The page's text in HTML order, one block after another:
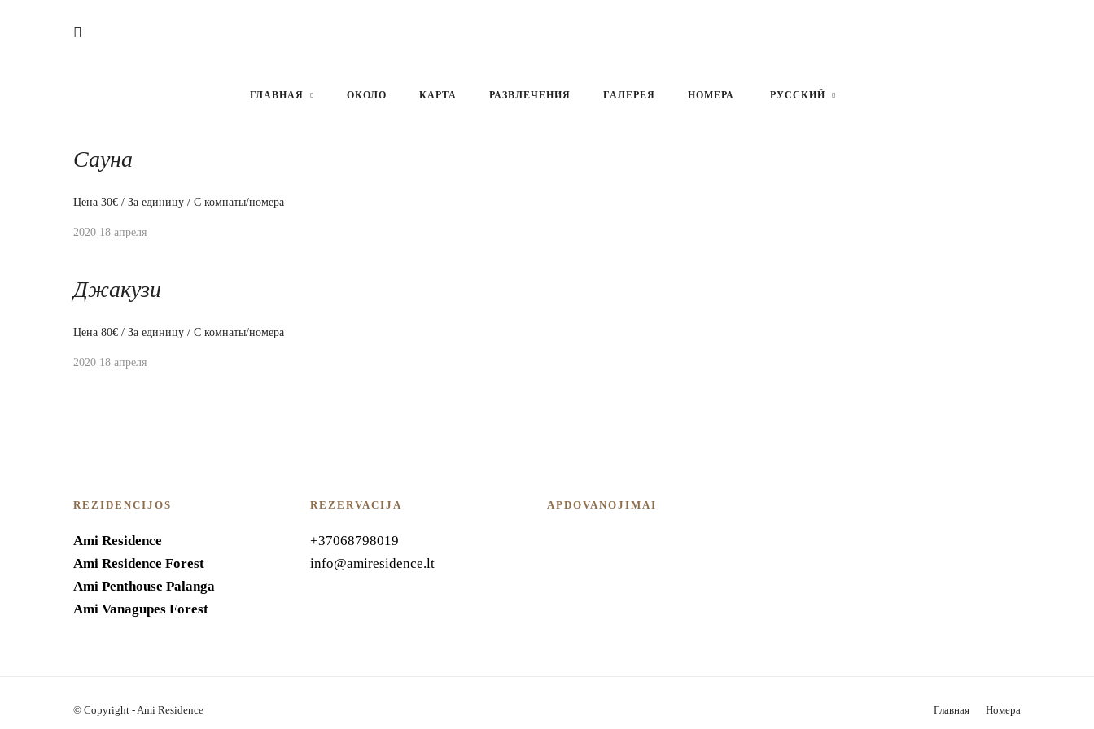
ГЛАВНАЯ ОКОЛО КАРТА РАЗВЛЕЧЕНИЯ ГАЛЕРЕЯ НОМЕРА РУССКИЙ
Усадьба баня (с купальщиками)
Сауна
Цена 30€ / За единицу / С комнаты/номера
2020 18 апреля
Джакузи
Цена 80€ / За единицу / С комнаты/номера
2020 18 апреля
REZIDENCIJOS
Ami Residence
Ami Residence Forest
Ami Penthouse Palanga
Ami Vanagupes Forest
REZERVACIJA
+37068798019
info@amiresidence.lt
APDOVANOJIMAI
Главная Номера
© Copyright - Ami Residence